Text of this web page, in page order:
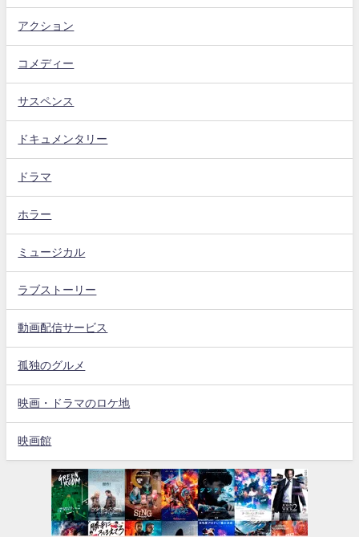
アクション
コメディー
サスペンス
ドキュメンタリー
ドラマ
ホラー
ミュージカル
ラブストーリー
動画配信サービス
孤独のグルメ
映画・ドラマのロケ地
映画館